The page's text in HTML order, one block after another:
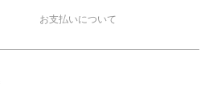
お支払いについて